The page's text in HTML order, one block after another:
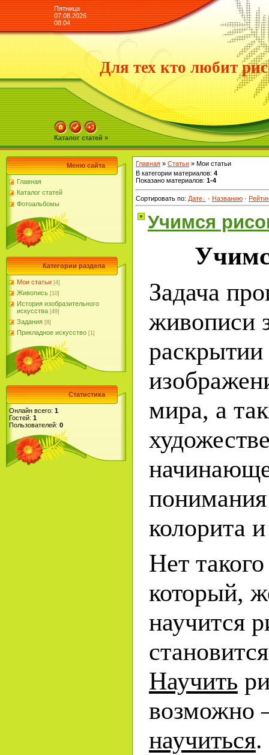
Пятница
07.08.2026
08:04
Для тех кто любит
Каталог статей »
Меню сайта
Главная
Каталог статей
Фотоальбомы
Категории раздела
Мои статьи [4]
Живопись [10]
История изобразительного
искусства [49]
Задания [8]
Прикладное искусство [1]
Статистика
Онлайн всего: 1
Гостей: 1
Пользователей: 0
Главная » Статьи » Мои статьи
В категории материалов: 4
Показано материалов: 1-4
Сортировать по: Дате · Названию ·
Учимся
Задача
живописи
раскрытии
мира, а
колорита
Нет
который,
научится
Научить
возможно
научиться.